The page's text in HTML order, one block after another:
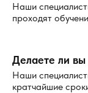
Наши
проходят
Делаете ли
Наши
кратчайшие